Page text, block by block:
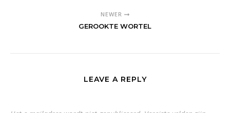
NEWER
GEROOKTE WORTEL
LEAVE A REPLY